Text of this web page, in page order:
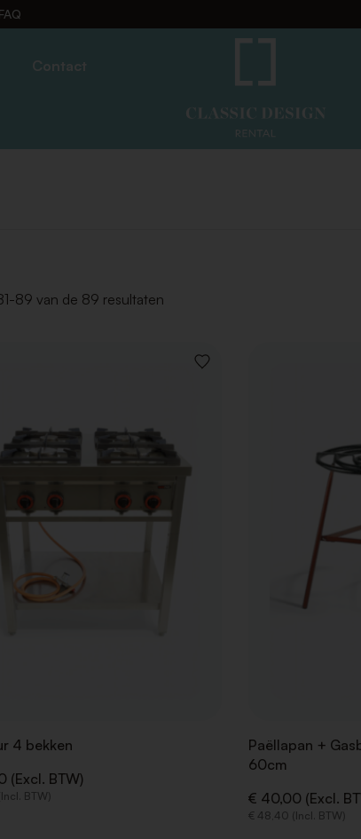
FAQ
Contact
89 van de 89 resultaten
VOEG
4 bekken
(Excl. BTW)
BTW)
Paëllapan +
60cm
€ 40,00 (Excl.
€ 48,40 (Incl. BTW)